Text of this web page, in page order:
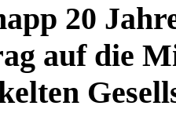
20
auf die